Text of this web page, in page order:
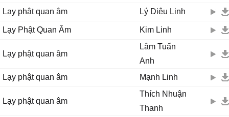
Lạy phật quan âm
Lý Diệu Linh
Lạy Phật Quan Âm Kim Linh
Lạy phật quan âm
Lâm Tuấn
Anh
Lạy phật quan âm
Mạnh Linh
Lạy phật quan âm
Thích Nhuận
Thanh